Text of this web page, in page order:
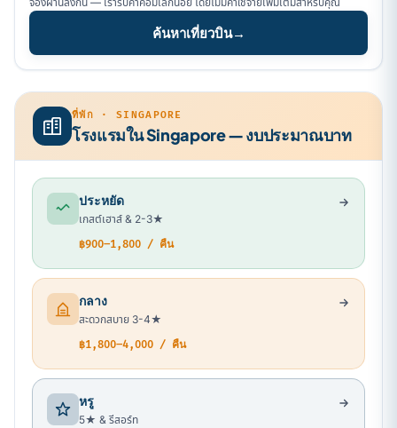
ค้นหาเที่ยวบิน→
ที่พัก · SINGAPORE
โรงแรมใน Singapore — งบประมาณบาท
ประหยัด
เกสต์เฮาส์ & 2-3★
฿900–1,800 / คืน
กลาง
สะดวกสบาย 3-4★
฿1,800–4,000 / คืน
หรู
5★ & รีสอร์ท